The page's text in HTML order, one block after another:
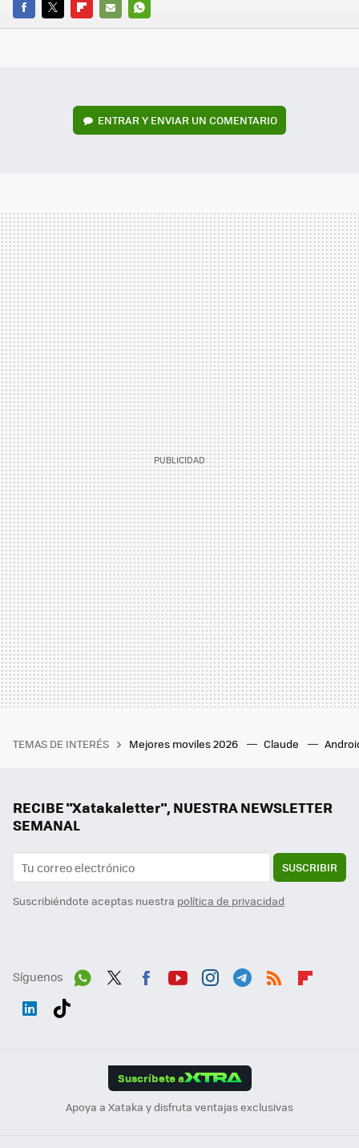
FACEBOOK
TWITTERFLIPBOARD
E-
WHATSAPP
ENTRAR Y ENVIAR UN COMENTARIO
TEMAS DE INTERÉS Mejores moviles 2026 Claude
RECIBE "Xatakaletter", NUESTRA NEWSLETTER
SEMANAL
SUSCRIBIR
Suscribiéndote aceptas nuestra política de privacidad
Síguenos
Suscríbete a
Apoya a Xataka y disfruta ventajas exclusivas